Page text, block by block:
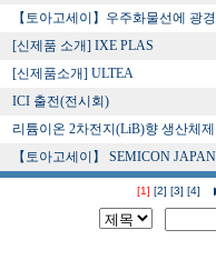
【토아고세이】우주화물선에 광
[신제품 소개] IXE PLAS
[신제품소개] ULTEA
ICI 출전(전시회)
리튬이온 2차전지(LiB)향 생산체
【토아고세이】 SEMICON
[1] [2] [3] [4]